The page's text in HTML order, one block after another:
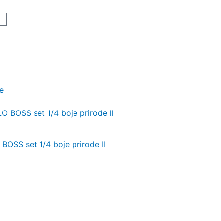
BOSS set 1/4 boje prirode II